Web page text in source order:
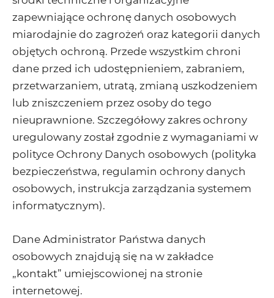
zapewniające ochronę danych osobowych
miarodajnie do zagrożeń oraz kategorii danych
objętych ochroną. Przede wszystkim chroni
dane przed ich udostępnieniem, zabraniem,
przetwarzaniem, utratą, zmianą uszkodzeniem
lub zniszczeniem przez osoby do tego
nieuprawnione. Szczegółowy zakres ochrony
uregulowany został zgodnie z wymaganiami w
polityce Ochrony Danych osobowych (polityka
bezpieczeństwa, regulamin ochrony danych
osobowych, instrukcja zarządzania systemem
informatycznym).
Dane Administrator Państwa danych
osobowych znajdują się na w zakładce
„kontakt” umiejscowionej na stronie
internetowej.